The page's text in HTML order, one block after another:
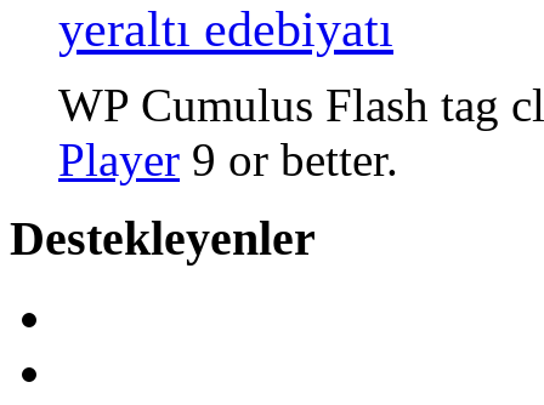
yeraltı edebiyatı
WP Cumulus Flash tag
Player 9 or better.
Destekleyenler